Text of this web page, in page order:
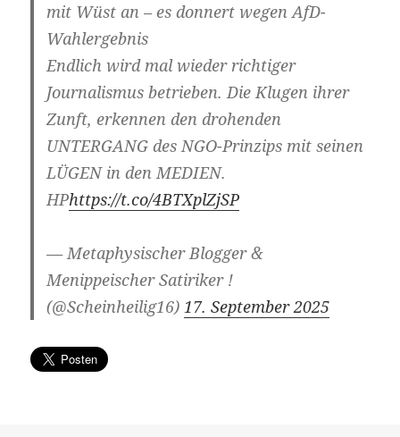
mit Wüst an – es donnert wegen AfD-
Wahlergebnis
Endlich wird mal wieder richtiger
Journalismus betrieben. Die Klugen ihrer
Zunft, erkennen den drohenden
UNTERGANG des NGO-Prinzips mit seinen
LÜGEN in den MEDIEN.
HPhttps://t.co/4BTXplZjSP
— Metaphysischer Blogger &
Menippeischer Satiriker !
(@Scheinheilig16)17. September 2025